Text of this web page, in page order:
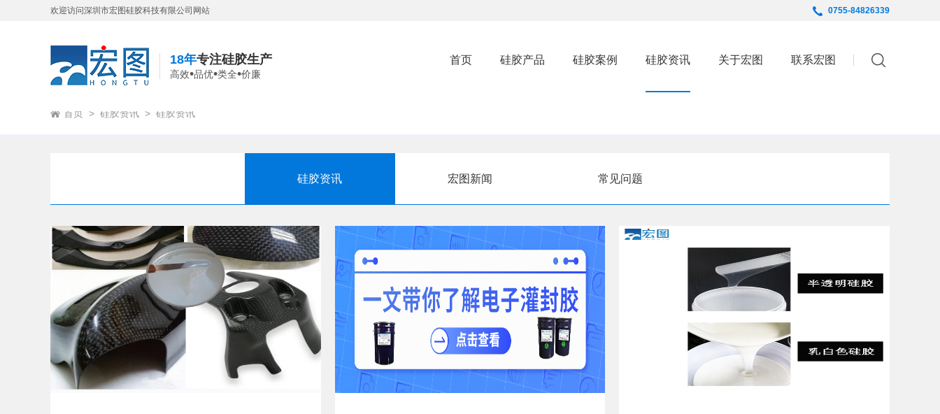
欢迎访问深圳市宏图硅胶科技有限公司网站 0755-84826339
English
18年专注硅胶生产
高效•品优•类全•价廉
首页 硅胶产品 硅胶案例 硅胶资讯 关于宏图 联系宏图
首页 > 硅胶资讯 > 硅胶资讯
硅胶资讯 宏图新闻 常见问题